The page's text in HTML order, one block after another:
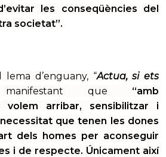
les conseqüències del
societat”.
d’enguany, “Actua, si ets
que “amb
volem arribar, sensibilitzar i
que tenen les dones
dels homes per aconseguir
i de respecte. Únicament així